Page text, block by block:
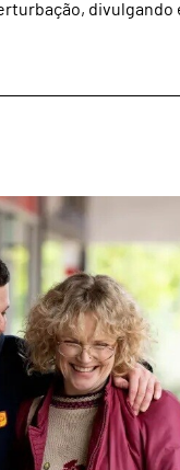
divulgando